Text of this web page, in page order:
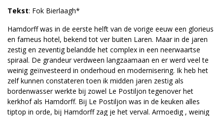
Tekst: Fok Bierlaagh*
Hamdorff was in de eerste helft van de vorige eeuw een glorieus
en fameus hotel, bekend tot ver buiten Laren. Maar in de jaren
zestig en zeventig belandde het complex in een neerwaartse
spiraal. De grandeur verdween langzaamaan en er werd veel te
weinig geïnvesteerd in onderhoud en modernisering. Ik heb het
zelf kunnen constateren toen ik midden jaren zestig als
bordenwasser werkte bij zowel Le Postiljon tegenover het
kerkhof als Hamdorff. Bij Le Postiljon was in de keuken alles
tiptop in orde, bij Hamdorff zag je het verval. Armoedig , weinig